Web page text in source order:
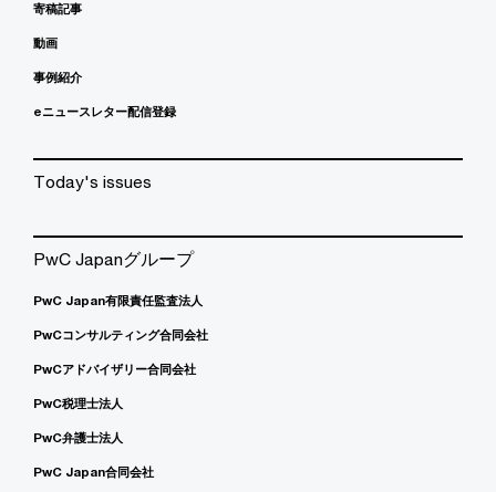
寄稿記事
動画
事例紹介
eニュースレター配信登録
Today's issues
PwC Japanグループ
PwC Japan有限責任監査法人
PwCコンサルティング合同会社
PwCアドバイザリー合同会社
PwC税理士法人
PwC弁護士法人
PwC Japan合同会社